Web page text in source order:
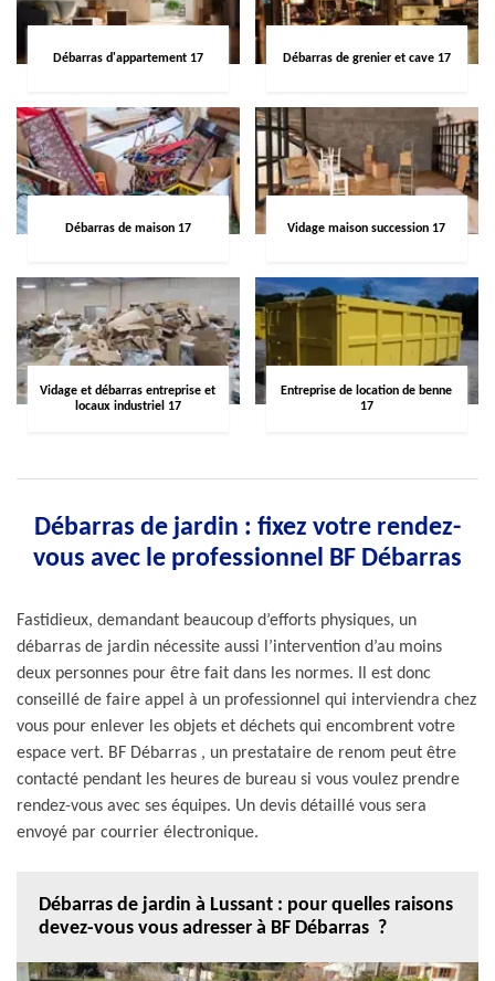
Débarras d'appartement 17 Débarras de grenier et cave 17
Débarras de maison 17 Vidage maison succession 17
Vidage et débarras entreprise et
locaux industriel 17
Entreprise de location de benne
17
Débarras de jardin : fixez votre rendez-
vous avec le professionnel BF Débarras
Fastidieux, demandant beaucoup d’efforts physiques, un
débarras de jardin nécessite aussi l’intervention d’au moins
deux personnes pour être fait dans les normes. Il est donc
conseillé de faire appel à un professionnel qui interviendra chez
vous pour enlever les objets et déchets qui encombrent votre
espace vert. BF Débarras , un prestataire de renom peut être
contacté pendant les heures de bureau si vous voulez prendre
rendez-vous avec ses équipes. Un devis détaillé vous sera
envoyé par courrier électronique.
Débarras de jardin à Lussant : pour quelles raisons
devez-vous vous adresser à BF Débarras ?